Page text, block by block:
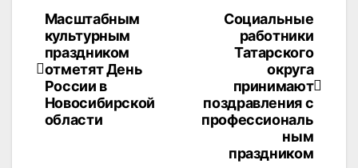
Навигация
по
записям
Социальные
работники
Татарского
округа
принимают
поздравления с
профессиональ
ным
праздником
Масштабным
культурным
праздником
отметят День
России в
Новосибирской
области